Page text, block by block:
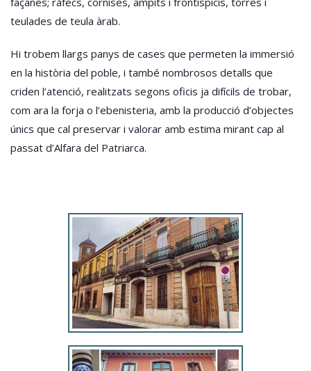
teulades de teula àrab.
Hi trobem llargs panys de cases que permeten la immersió
en la història del poble, i també nombrosos detalls que
criden l’atenció, realitzats segons oficis ja difícils de trobar,
com ara la forja o l’ebenisteria, amb la producció d’objectes
únics que cal preservar i valorar amb estima mirant cap al
passat d’Alfara del Patriarca.